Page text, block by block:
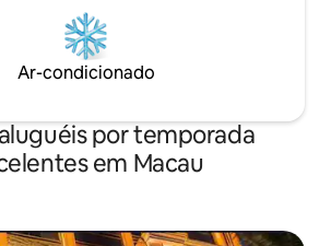
você se candidatar
pode organizar um
Ar-condicionado
por temporada
em Macau